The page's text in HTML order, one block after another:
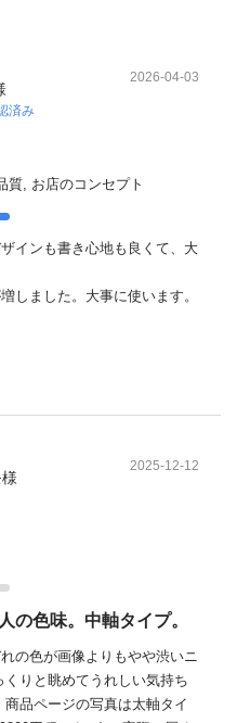
済み
2026-04-03
質, お店のコンセプト
インも書き心地も良くて、大
しました。大事に使います。
2025-12-12
の色味。中軸タイプ。
の色が画像よりもやや渋いニ
りと眺めてうれしい気持ち
品ページの写真は太軸タイ